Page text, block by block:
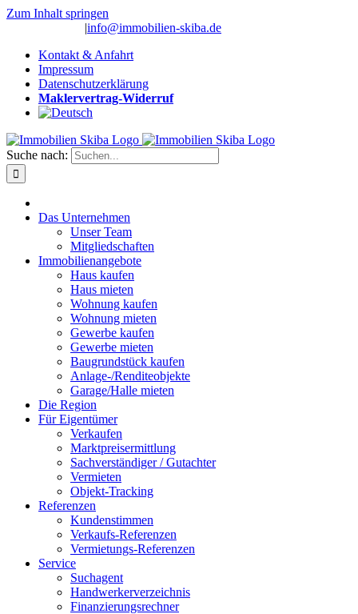
Zum Inhalt springen
|info@immobilien-skiba.de
Kontakt & Anfahrt
Impressum
Datenschutzerklärung
Maklervertrag-Widerruf
Suche nach:
Das Unternehmen
Unser Team
Mitgliedschaften
Immobilienangebote
Haus kaufen
Haus mieten
Wohnung kaufen
Wohnung mieten
Gewerbe kaufen
Gewerbe mieten
Baugrundstück kaufen
Anlage-/Renditeobjekte
Garage/Halle mieten
Die Region
Für Eigentümer
Verkaufen
Marktpreisermittlung
Sachverständiger / Gutachter
Vermieten
Objekt-Tracking
Referenzen
Kundenstimmen
Verkaufs-Referenzen
Vermietungs-Referenzen
Service
Suchagent
Handwerkerverzeichnis
Finanzierungsrechner